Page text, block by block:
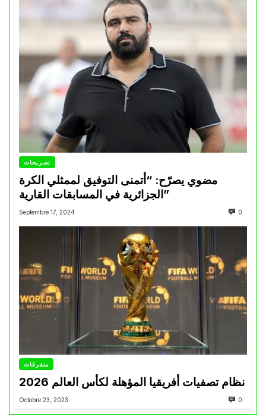
تصريحات
مضوي يصرّح: “أتمنى التوفيق لممثلي الكرة
الجزائرية في المسابقات القارية”
Septembre 17, 2024 0
متفرقات
نظام تصفيات أفريقيا المؤهلة لكأس العالم 2026
Octobre 23, 2023 0